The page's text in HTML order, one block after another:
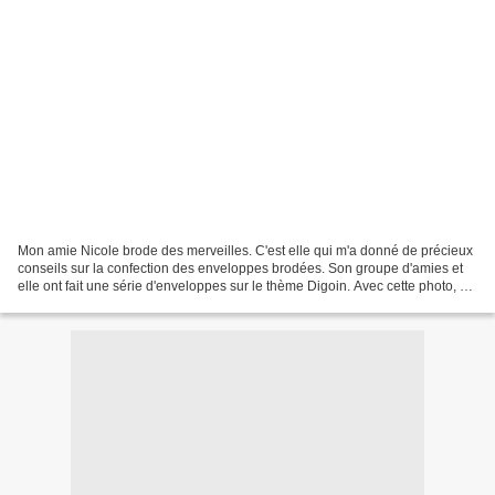
Mon amie Nicole brode des merveilles. C'est elle qui m'a donné de précieux
conseils sur la confection des enveloppes brodées. Son groupe d'amies et
elle ont fait une série d'enveloppes sur le thème Digoin. Avec cette photo, où